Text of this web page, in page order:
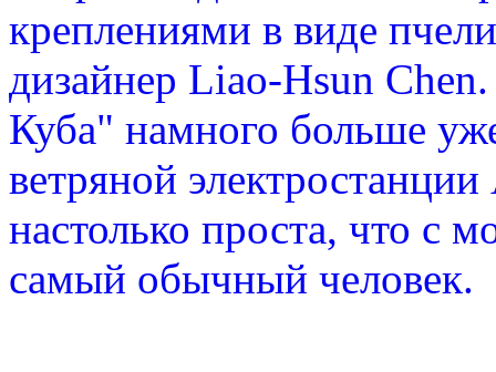
креплениями в виде
дизайнер Liao-Hsun
Куба" намного больше
ветряной
настолько проста, что с
самый обычный человек.